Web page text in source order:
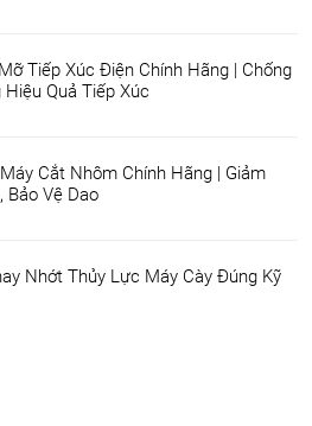
Tiếp Xúc Điện Chính Hãng | Chống
Hiệu Quả Tiếp Xúc
Cắt Nhôm Chính Hãng | Giảm
Bảo Vệ Dao
Nhớt Thủy Lực Máy Cày Đúng Kỹ